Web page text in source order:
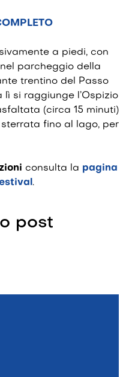
a piedi, con
parcheggio della
trentino del Passo
lì si raggiunge l’Ospizio
(circa 15 minuti)
fino al lago, per
consulta la pagina
.
post